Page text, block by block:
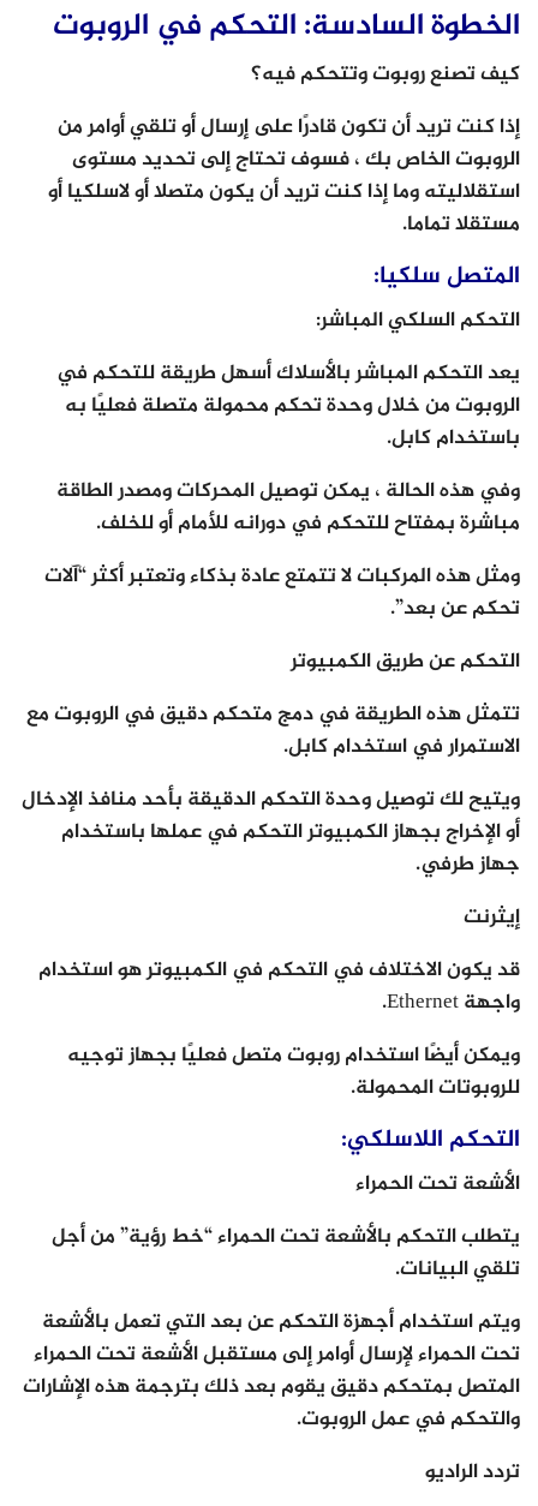
الخطوة السادسة: التحكم في الروبوت
كيف تصنع روبوت وتتحكم فيه؟
إذا كنت تريد أن تكون قادرًا على إرسال أو تلقي أوامر من
الروبوت الخاص بك ، فسوف تحتاج إلى تحديد مستوى
استقلاليته وما إذا كنت تريد أن يكون متصلا أو لاسلكيا أو
مستقلا تماما.
المتصل سلكيا:
التحكم السلكي المباشر:
يعد التحكم المباشر بالأسلاك أسهل طريقة للتحكم في
الروبوت من خلال وحدة تحكم محمولة متصلة فعليًا به
باستخدام كابل.
وفي هذه الحالة ، يمكن توصيل المحركات ومصدر الطاقة
مباشرة بمفتاح للتحكم في دورانه للأمام أو للخلف.
ومثل هذه المركبات لا تتمتع عادة بذكاء وتعتبر أكثر “آلات
تحكم عن بعد”.
التحكم عن طريق الكمبيوتر
تتمثل هذه الطريقة في دمج متحكم دقيق في الروبوت مع
الاستمرار في استخدام كابل.
ويتيح لك توصيل وحدة التحكم الدقيقة بأحد منافذ الإدخال
أو الإخراج بجهاز الكمبيوتر التحكم في عملها باستخدام
جهاز طرفي.
إيثرنت
قد يكون الاختلاف في التحكم في الكمبيوتر هو استخدام
واجهة Ethernet.
ويمكن أيضًا استخدام روبوت متصل فعليًا بجهاز توجيه
للروبوتات المحمولة.
التحكم اللاسلكي:
الأشعة تحت الحمراء
يتطلب التحكم بالأشعة تحت الحمراء “خط رؤية” من أجل
تلقي البيانات.
ويتم استخدام أجهزة التحكم عن بعد التي تعمل بالأشعة
تحت الحمراء لإرسال أوامر إلى مستقبل الأشعة تحت الحمراء
المتصل بمتحكم دقيق يقوم بعد ذلك بترجمة هذه الإشارات
والتحكم في عمل الروبوت.
تردد الراديو